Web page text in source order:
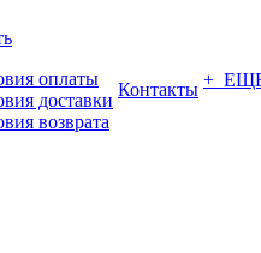
оплаты
доставки
возврата
Контакты +